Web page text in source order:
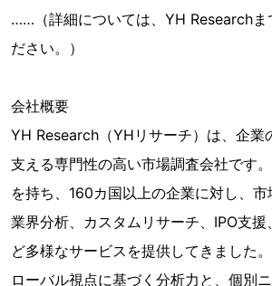
……（詳細については、YH Researchま
ださい。）
会社概要
YH Research（YHリサーチ）は、企業
支える専門性の高い市場調査会社です
を持ち、160カ国以上の企業に対し、市
業界分析、カスタムリサーチ、IPO支援
ど多様なサービスを提供してきました
ローバル視点に基づく分析力と、個別